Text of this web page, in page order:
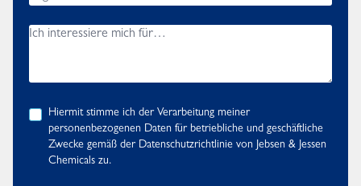
Hiermit stimme ich der Verarbeitung meiner
personenbezogenen Daten für betriebliche und geschäftliche
Zwecke gemäß der Datenschutzrichtlinie von Jebsen & Jessen
Chemicals zu.